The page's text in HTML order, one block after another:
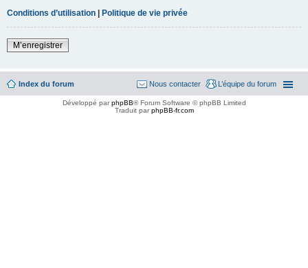
Conditions d’utilisation | Politique de vie privée
M’enregistrer
Index du forum L’équipe du forum
Nous contacter
Développé parphpBB® Forum Software © phpBB Limited
Traduit parphpBB-fr.com